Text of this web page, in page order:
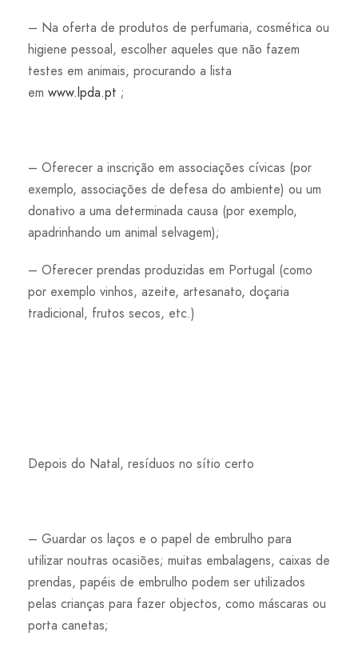
– Na oferta de produtos de perfumaria, cosmética ou
higiene pessoal, escolher aqueles que não fazem
testes em animais, procurando a lista
em www.lpda.pt ;
– Oferecer a inscrição em associações cívicas (por
exemplo, associações de defesa do ambiente) ou um
donativo a uma determinada causa (por exemplo,
apadrinhando um animal selvagem);
– Oferecer prendas produzidas em Portugal (como
por exemplo vinhos, azeite, artesanato, doçaria
tradicional, frutos secos, etc.)
Depois do Natal, resíduos no sítio certo
– Guardar os laços e o papel de embrulho para
utilizar noutras ocasiões; muitas embalagens, caixas de
prendas, papéis de embrulho podem ser utilizados
pelas crianças para fazer objectos, como máscaras ou
porta canetas;